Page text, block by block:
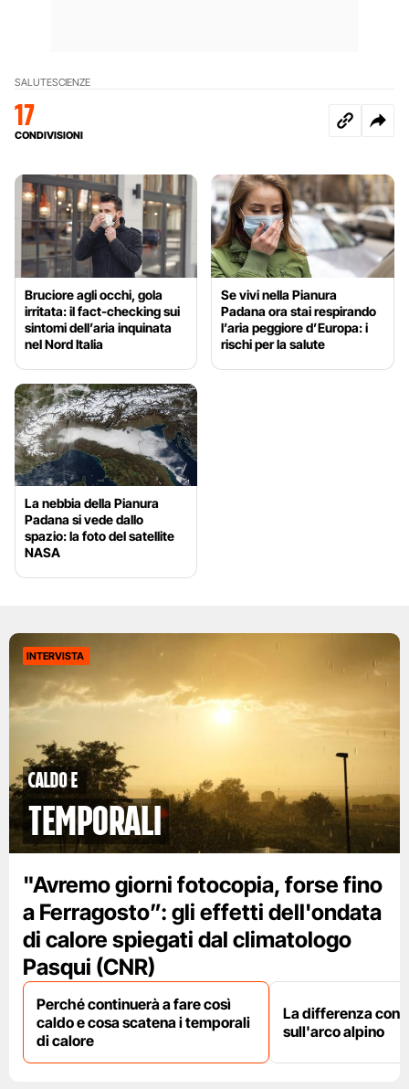
SALUTESCIENZE
17
CONDIVISIONI
Bruciore agli occhi, gola
irritata: il fact-checking sui
sintomi dell’aria inquinata
nel Nord Italia
Se vivi nella Pianura
Padana ora stai respirando
l’aria peggiore d’Europa: i
rischi per la salute
La nebbia della Pianura
Padana si vede dallo
spazio: la foto del satellite
NASA
INTERVISTA
caldo e
temporali
"Avremo giorni fotocopia, forse fino
a Ferragosto”: gli effetti dell'ondata
di calore spiegati dal climatologo
Pasqui (CNR)
Perché continuerà a fare così
caldo e cosa scatena i temporali
di calore
La differenza con
sull'arco alpino